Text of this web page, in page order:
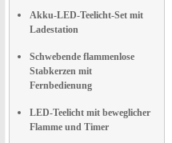
Akku-LED-Teelicht-Set mit
Ladestation
Schwebende flammenlose
Stabkerzen mit
Fernbedienung
LED-Teelicht mit beweglicher
Flamme und Timer